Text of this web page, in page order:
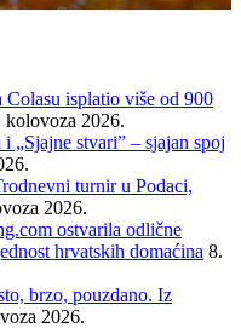
isplatio više od 900
kolovoza 2026.
stvari” – sjajan spoj
turnir u Podaci,
2026.
ostvarila odlične
hrvatskih domaćina 8.
brzo, pouzdano. Iz
2026.